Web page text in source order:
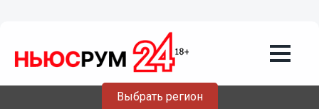
Выбрать регион
Наталья Водянова завела канал на
На него уже подписаны 14 тысяч человек.